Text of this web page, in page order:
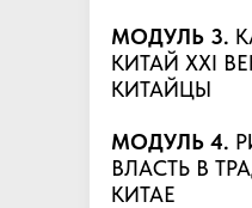
МОДУЛЬ 3.
КИТАЙ XXI
КИТАЙЦЫ
МОДУЛЬ 4.
ВЛАСТЬ В
КИТАЕ